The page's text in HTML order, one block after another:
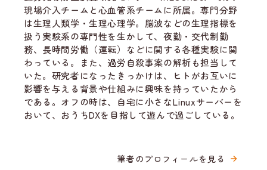
現場介入チームと心血管系チームに所属。専門分野
は生理人類学・生理心理学。脳波などの生理指標を
扱う実験系の専門性を生かして、夜勤・交代制勤
務、長時間労働（運転）などに関する各種実験に関
わっている。また、過労自殺事案の解析も担当して
いた。研究者になったきっかけは、ヒトがお互いに
影響を与える背景や仕組みに興味を持っていたから
である。オフの時は、自宅に小さなLinuxサーバーを
おいて、おうちDXを目指して遊んで過ごしている。
筆者のプロフィールを見る